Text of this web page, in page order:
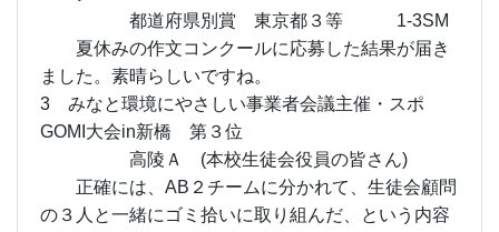
都道府県別賞 東京都３等 1-3SM
夏休みの作文コンクールに応募した結果が届き
ました。素晴らしいですね。
3 みなと環境にやさしい事業者会議主催・スポ
GOMI大会in新橋 第３位
高陵Ａ (本校生徒会役員の皆さん)
正確には、AB２チームに分かれて、生徒会顧問
の３人と一緒にゴミ拾いに取り組んだ、という内容